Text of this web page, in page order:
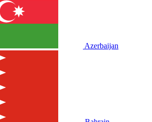
Azerbaijan